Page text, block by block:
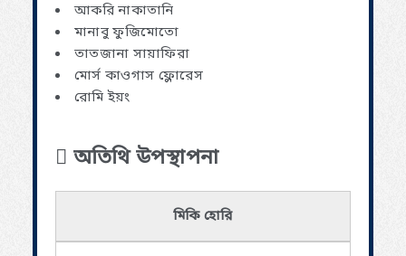
আকরি নাকাতানি
মানাবু ফুজিমোতো
তাতজানা সায়াফিরা
মোর্স কাওগাস ফ্লোরেস
রোমি ইয়ং
অতিথি উপস্থাপনা
মিকি হোরি